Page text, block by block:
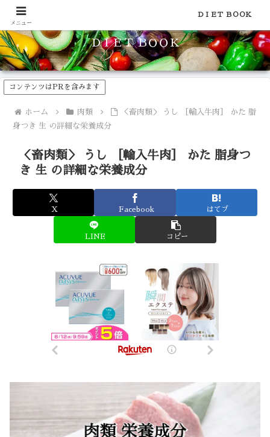
食品のカロリーや糖質などの栄養素がわかる！健康やダイエットに
ＤＩＥＴ ＢＯＯＫ
コンテンツはPRを含みます
ホーム 肉類
＜畜肉類＞ うし ［輸入牛肉］ かた 脂
身つき 生 の詳細な栄養成分
＜畜肉類＞ うし ［輸入牛肉］ かた 脂身つ
き 生 の詳細な栄養成分
X Facebook はてブ
LINE コピー
メニュー
ＤＩＥＴ ＢＯＯＫ